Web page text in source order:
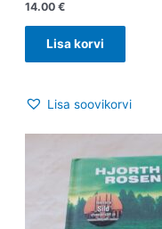
14.00 €
Lisa korvi
Lisa soovikorvi